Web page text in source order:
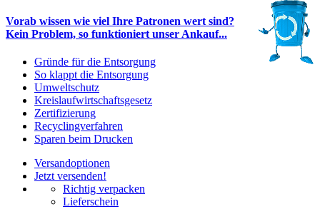
Vorab wissen wie viel Ihre Patronen wert sind?
Kein Problem, so funktioniert unser Ankauf...
Gründe für die Entsorgung
So klappt die Entsorgung
Umweltschutz
Kreislaufwirtschaftsgesetz
Zertifizierung
Recyclingverfahren
Sparen beim Drucken
Versandoptionen
Jetzt versenden!
Richtig verpacken
Lieferschein